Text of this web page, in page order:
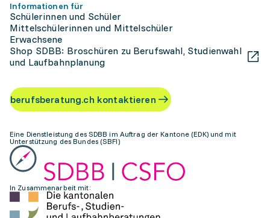
Informationen für
Schülerinnen und Schüler
Mittelschülerinnen und Mittelschüler
Erwachsene
Shop SDBB: Broschüren zu Berufswahl, Studienwahl
und Laufbahnplanung
berufsberatung.ch kontaktieren
Eine Dienstleistung des SDBB im Auftrag der Kantone (EDK) und mit
Unterstützung des Bundes (SBFI)
In Zusammenarbeit mit: